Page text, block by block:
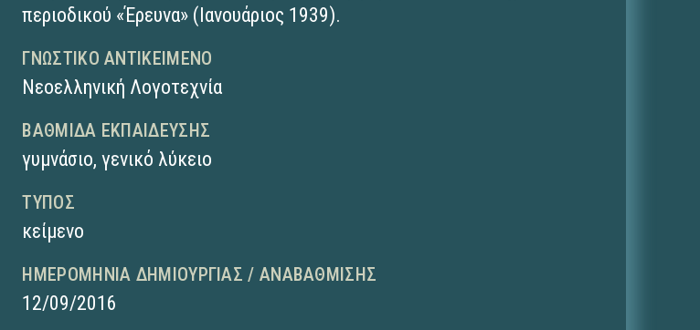
περιοδικού «Έρευνα» (Ιανουάριος 1939).
ΓΝΩΣΤΙΚΌ ΑΝΤΙΚΕΊΜΕΝΟ
Νεοελληνική Λογοτεχνία
ΒΑΘΜΊΔΑ ΕΚΠΑΊΔΕΥΣΗΣ
γυμνάσιο,γενικό λύκειο
ΤΎΠΟΣ
κείμενο
ΗΜΕΡΟΜΗΝΊΑ ΔΗΜΙΟΥΡΓΊΑΣ / ΑΝΑΒΆΘΜΙΣΗΣ
12/09/2016